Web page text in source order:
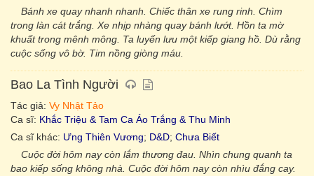
Bánh xe quay nhanh nhanh. Chiếc thân xe rung rinh. Chìm
trong làn cát trắng. Xe nhịp nhàng quay bánh lướt. Hồn ta mờ
khuất trong mênh mông. Ta luyến lưu một kiếp giang hồ. Dù rằng
cuộc sống vô bờ. Tim nồng giòng máu.
Bao La Tình Người
Tác giả: Vy Nhật Tảo
Ca sĩ: Khắc Triệu & Tam Ca Áo Trắng & Thu Minh
Ca sĩ khác: Ưng Thiên Vương; D&D; Chưa Biết
Cuộc đời hôm nay còn lắm thương đau. Nhìn chung quanh ta
bao kiếp sống không nhà. Cuộc đời hôm nay còn nhìu đắng cay.